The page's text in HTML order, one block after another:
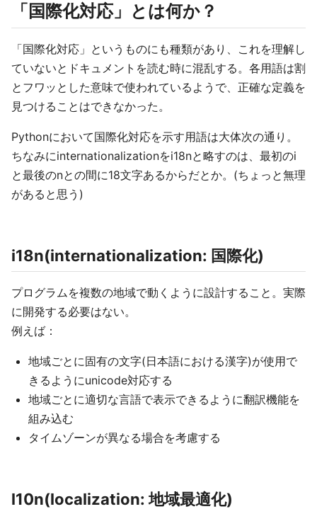
「国際化対応」とは何か？
「国際化対応」というものにも種類があり、これを理解し
ていないとドキュメントを読む時に混乱する。各用語は割
とフワッとした意味で使われているようで、正確な定義を
見つけることはできなかった。
Pythonにおいて国際化対応を示す用語は大体次の通り。
ちなみにinternationalizationをi18nと略すのは、最初のi
と最後のnとの間に18文字あるからだとか。(ちょっと無理
があると思う)
i18n(internationalization: 国際化)
プログラムを複数の地域で動くように設計すること。実際
に開発する必要はない。
例えば：
地域ごとに固有の文字(日本語における漢字)が使用で
きるようにunicode対応する
地域ごとに適切な言語で表示できるように翻訳機能を
組み込む
タイムゾーンが異なる場合を考慮する
l10n(localization: 地域最適化)